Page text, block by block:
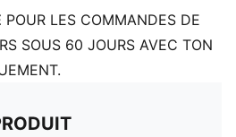
POUR LES COMMANDES DE
SOUS 60 JOURS AVEC TON